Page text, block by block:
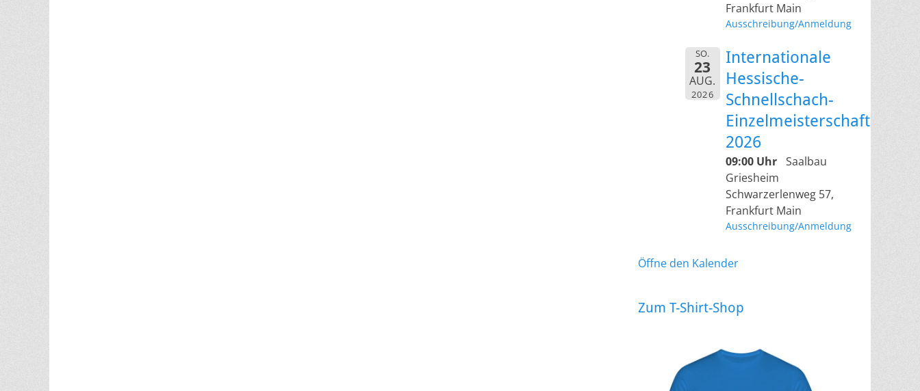
Frankfurt Main
Ausschreibung/Anmeldung
SO.
23
AUG.
2026
Internationale
Hessische-
Schnellschach-
Einzelmeisterschaft
2026
09:00 Uhr Saalbau
Griesheim
Schwarzerlenweg 57,
Frankfurt Main
Ausschreibung/Anmeldung
Öffne den Kalender
Zum T-Shirt-Shop